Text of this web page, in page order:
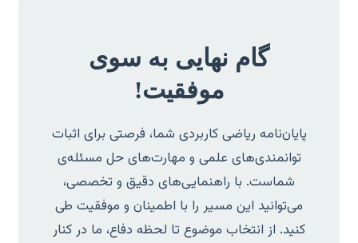
گام نهایی به سوی
موفقیت!
پایان‌نامه ریاضی کاربردی شما، فرصتی برای اثبات
توانمندی‌های علمی و مهارت‌های حل مسئله‌ی
شماست. با راهنمایی‌های دقیق و تخصصی،
می‌توانید این مسیر را با اطمینان و موفقیت طی
کنید. از انتخاب موضوع تا لحظه دفاع، ما در کنار